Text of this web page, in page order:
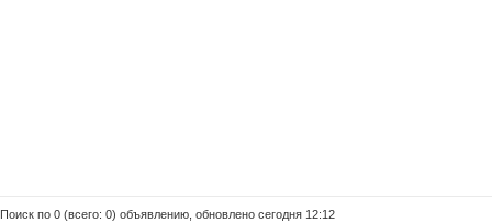
Поиск по 0 (всего: 0) объявлению, обновлено сегодня 12:12